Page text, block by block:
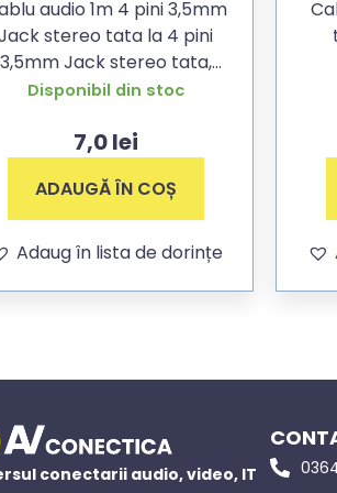
audio 1m 4 pini 3,5mm
stereo tata la 4 pini
3,5mm Jack stereo tata,
contacte aurite
Disponibil din stoc
7,0lei
ADAUGĂ ÎN COȘ
Adaug în lista de dorințe
conectarii audio, video, IT